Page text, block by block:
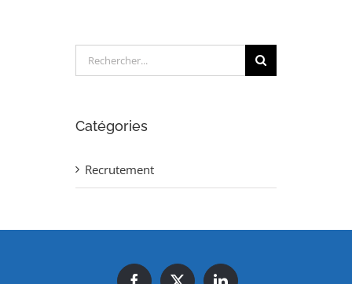
Rechercher:
Catégories
Recrutement